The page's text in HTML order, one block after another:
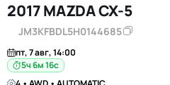
2017 MAZDA CX-5
JM3KFBDL5H0144685
пт, 7 авг, 14:00
5ч 6м 16с